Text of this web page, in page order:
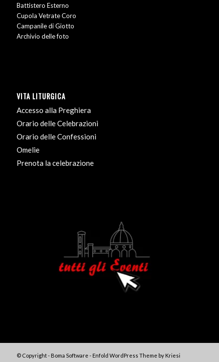
Battistero Esterno
Cupola Vetrate Coro
Campanile di Giotto
Archivio delle foto
VITA LITURGICA
Accesso alla Preghiera
Orario delle Celebrazioni
Orario delle Confessioni
Omelie
Prenota la celebrazione
© Copyright - Boma Software - Enfold WordPress Theme by Kriesi